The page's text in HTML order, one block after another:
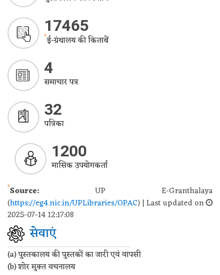
17465
*ई-ग्रंथालय की किताबें
4
समाचार पत्र
32
पत्रिका
1200
मासिक उपयोगकर्ता
*Source: UP E-Granthalaya
(https://eg4.nic.in/UPLibraries/OPAC) | Last updated on
2025-07-14 12:17:08
सेवाएं
(a) पुस्तकालय की पुस्तकों का जारी एवं वापसी
(b) शोर मुक्त वचनालय